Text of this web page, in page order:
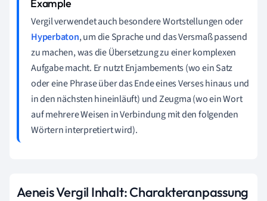
Vergil verwendet auch besondere Wortstellungen oder
Hyperbaton, um die Sprache und das Versmaß passend
zu machen, was die Übersetzung zu einer komplexen
Aufgabe macht. Er nutzt Enjambements (wo ein Satz
oder eine Phrase über das Ende eines Verses hinaus und
in den nächsten hineinläuft) und Zeugma (wo ein Wort
auf mehrere Weisen in Verbindung mit den folgenden
Wörtern interpretiert wird).
Aeneis Vergil Inhalt: Charakteranpassung